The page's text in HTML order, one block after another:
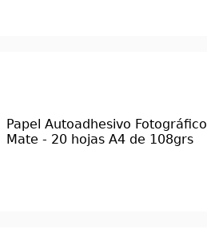
Papel Autoadhesivo Fotográfico
Mate - 20 hojas A4 de 108grs